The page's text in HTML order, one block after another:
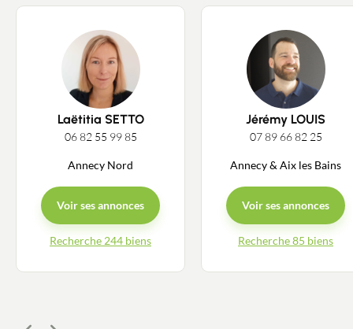
Laëtitia SETTO
06 82 55 99 85
Annecy Nord
Voir ses annonces
Recherche 244 biens
Jérémy LOUIS
07 89 66 82 25
Annecy & Aix les Bains
Voir ses annonces
Recherche 85 biens